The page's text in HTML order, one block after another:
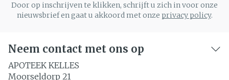
Door op inschrijven te klikken, schrijft u zich in voor onze
nieuwsbrief en gaat u akkoord met onze privacy policy.
Neem contact met ons op
APOTEEK KELLES
Moorseldorp 21